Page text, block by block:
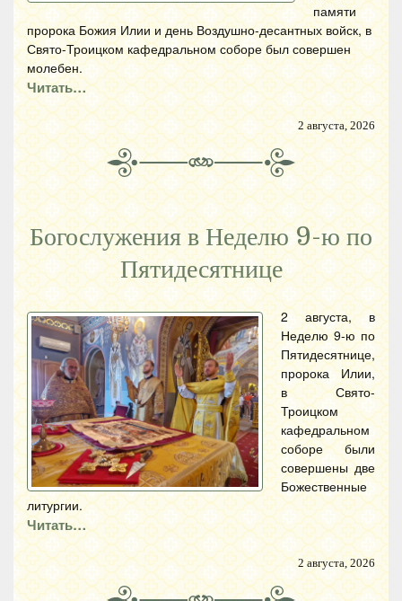
памяти
пророка Божия Илии и день Воздушно-десантных войск, в
Свято-Троицком кафедральном соборе был совершен
молебен.
Читать…
2 августа, 2026
Богослужения в Неделю 9-ю по
Пятидесятнице
2 августа, в
Неделю 9-ю по
Пятидесятнице,
пророка Илии,
в Свято-
Троицком
кафедральном
соборе были
совершены две
Божественные
литургии.
Читать…
2 августа, 2026